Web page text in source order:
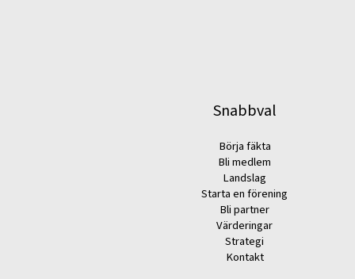
Snabbval
Börja fäkta
Bli medlem
Landslag
Starta en förening
Bli partner
Värderingar
Strategi
Kontakt